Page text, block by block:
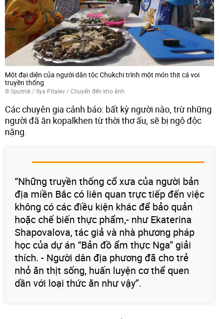
Một đại diện của người dân tộc Chukchi trình một món thịt cá voi
truyền thống
© Sputnik / Ilya Pitalev/Chuyển đến kho ảnh
Các chuyên gia cảnh báo: bất kỳ người nào, trừ những
người đã ăn kopalkhen từ thời thơ ấu, sẽ bị ngộ độc
nặng.
“Những truyền thống cổ xưa của người bản
địa miền Bắc có liên quan trực tiếp đến việc
không có các điều kiện khác để bảo quản
hoặc chế biến thực phẩm,- như Ekaterina
Shapovalova, tác giả và nhà phương pháp
học của dự án “Bản đồ ẩm thực Nga” giải
thích. - Người dân địa phương đã cho trẻ
nhỏ ăn thịt sống, huấn luyện cơ thể quen
dần với loại thức ăn như vậy”.